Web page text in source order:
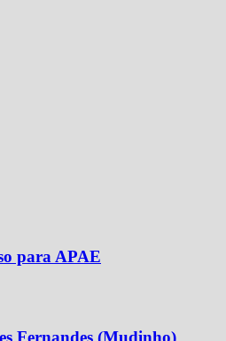
para APAE
Fernandes (Mudinho)